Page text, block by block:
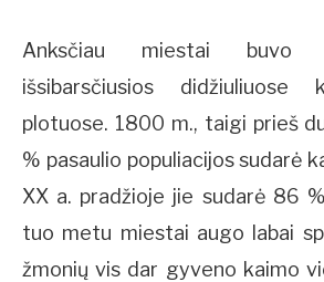
Anksčiau miestai buvo
išsibarsčiusios didžiuliuose
plotuose. 1800 m., taigi prieš
% pasaulio populiacijos sudarė
XX a. pradžioje jie sudarė 86
tuo metu miestai augo labai
žmonių vis dar gyveno kaimo